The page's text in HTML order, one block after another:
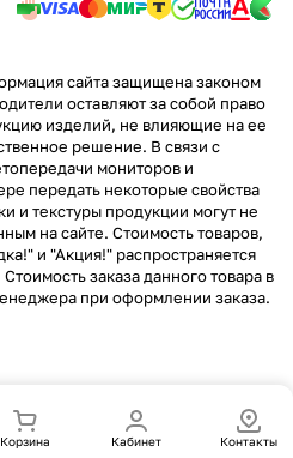
Корзина Кабинет Контакты
сайта защищена законом
оставляют за собой право
изделий, не влияющие на ее
решение. В связи с
мониторов и
передать некоторые свойства
и текстуры продукции могут не
на сайте. Стоимость товаров,
и "Акция!" распространяется
заказа данного товара в
при оформлении заказа.